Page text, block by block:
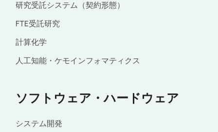
研究受託システム（契約形態）
FTE受託研究
計算化学
人工知能・ケモインフォマティクス
ソフトウェア・ハードウェア
システム開発